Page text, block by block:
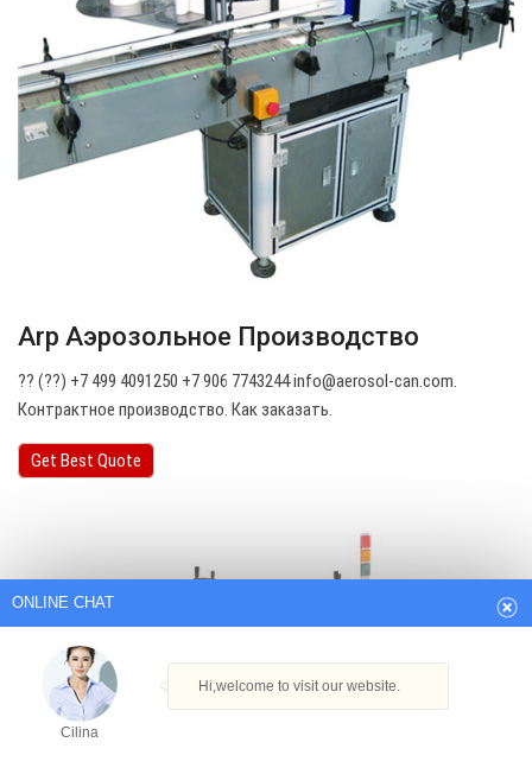
Arp Аэрозольное Производство
?? (??) +7 499 4091250 +7 906 7743244info@aerosol-can.com.
Контрактное производство. Как заказать.
Get Best Quote
Hi,welcome to visit our website.
Cilina